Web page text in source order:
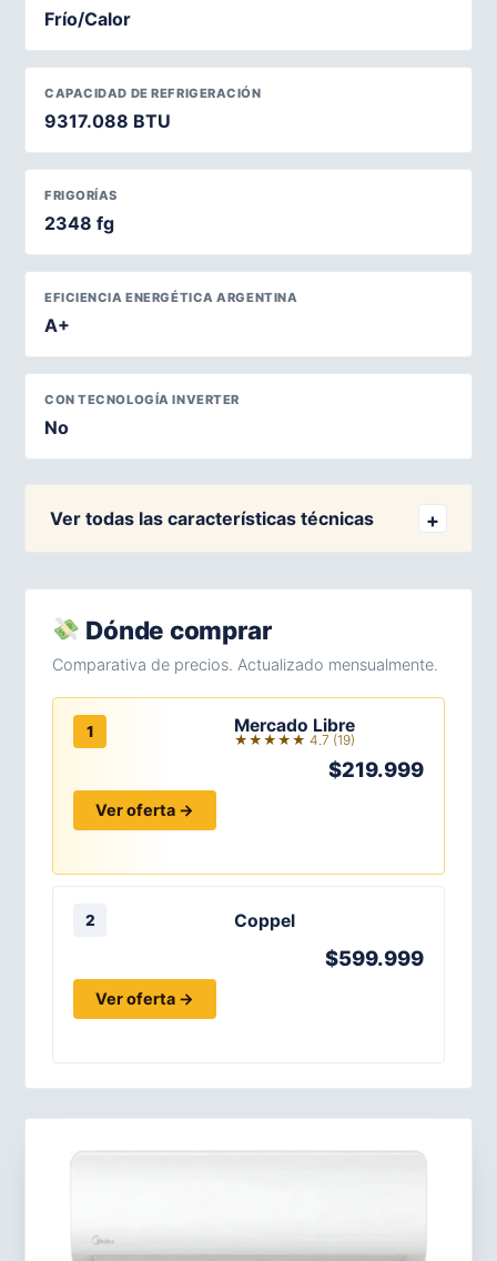
Frío/Calor
CAPACIDAD DE REFRIGERACIÓN
9317.088 BTU
FRIGORÍAS
2348 fg
EFICIENCIA ENERGÉTICA ARGENTINA
A+
CON TECNOLOGÍA INVERTER
No
Ver todas las características técnicas
Dónde comprar
Comparativa de precios. Actualizado mensualmente.
1 Mercado Libre
★★★★★ 4.7 (19)
$219.999
Ver oferta →
2 Coppel
$599.999
Ver oferta →